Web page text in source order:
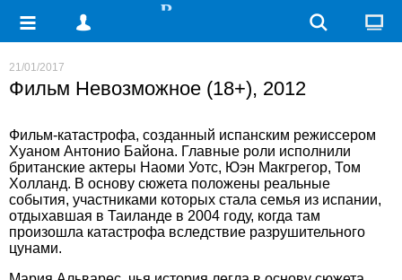
21/01/2017
Фильм Невозможное (18+), 2012
Фильм-катастрофа, созданный испанским режиссером
Хуаном Антонио Байона. Главные роли исполнили
британские актеры Наоми Уотс, Юэн Макгрегор, Том
Холланд. В основу сюжета положены реальные
события, участниками которых стала семья из испании,
отдыхавшая в Таиланде в 2004 году, когда там
произошла катастрофа вследствие разрушительного
цунами.